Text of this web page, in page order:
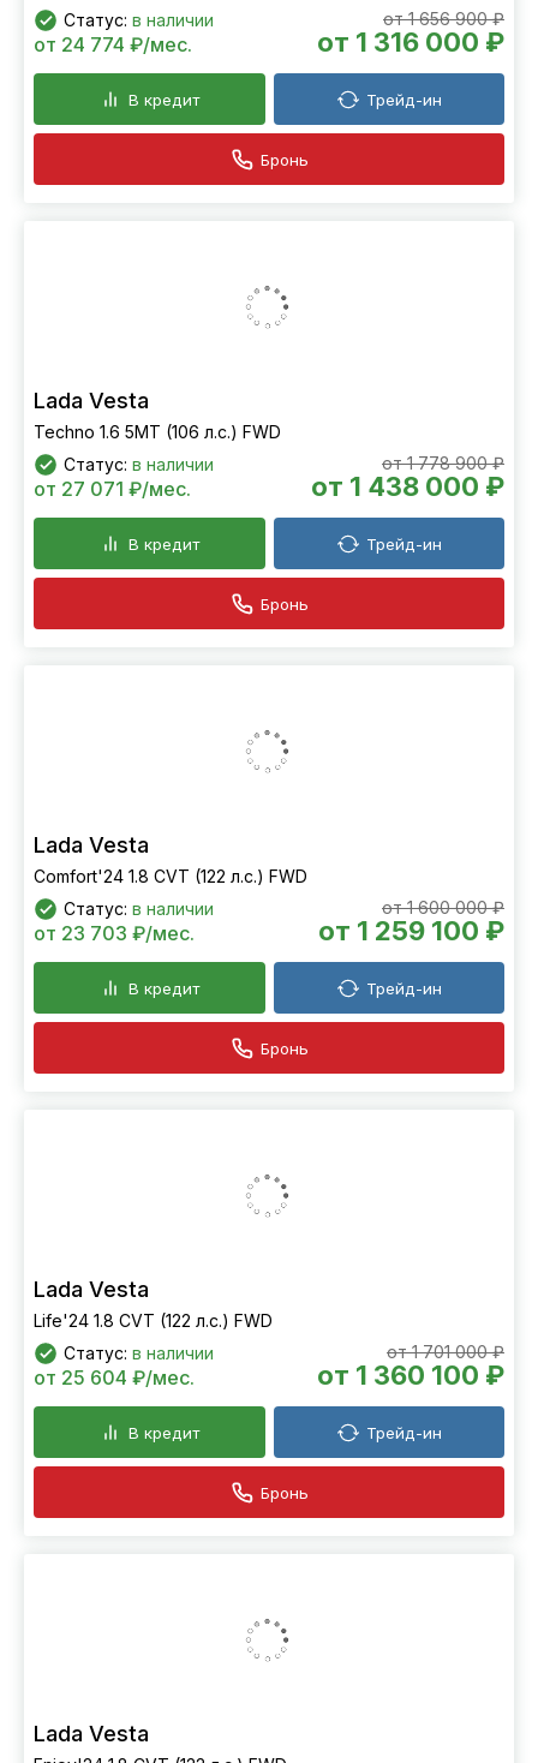
Статус: в наличии от 1 656 900 ₽
от 1 316 000 ₽
от 24 774 ₽/мес.
В кредит Трейд-ин
Бронь
Lada Vesta
Techno 1.6 5MT (106 л.с.) FWD
Статус: в наличии от 1 778 900 ₽
от 1 438 000 ₽
от 27 071 ₽/мес.
В кредит Трейд-ин
Бронь
Lada Vesta
Comfort'24 1.8 CVT (122 л.с.) FWD
Статус: в наличии от 1 600 000 ₽
от 1 259 100 ₽
от 23 703 ₽/мес.
В кредит Трейд-ин
Бронь
Lada Vesta
Life'24 1.8 CVT (122 л.с.) FWD
Статус: в наличии от 1 701 000 ₽
от 1 360 100 ₽
от 25 604 ₽/мес.
В кредит Трейд-ин
Бронь
Lada Vesta